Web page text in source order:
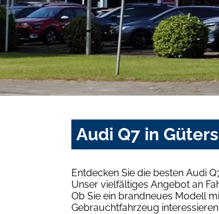
Audi Q7 in
Entdecken Sie die besten Audi
Unser vielfältiges Angebot an
Ob Sie ein brandneues Modell
Gebrauchtfahrzeug